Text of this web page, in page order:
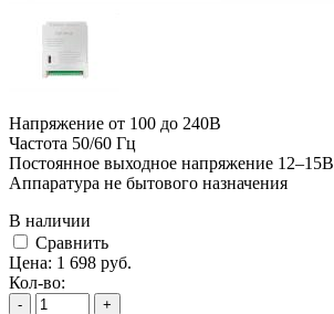
Напряжение от 100 до 240В
Частота 50/60 Гц
Постоянное выходное напряжение 12–15В
Аппаратура не бытового назначения
В наличии
Cравнить
Цена: 1 698 руб.
Кол-во:
- +